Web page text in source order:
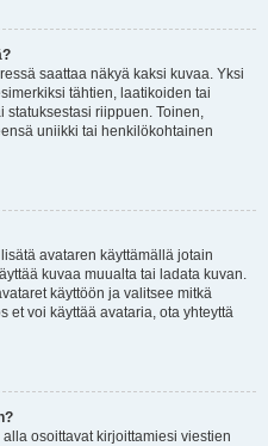
saattaa näkyä kaksi kuvaa. Yksi
tähtien, laatikoiden tai
statuksestasi riippuen. Toinen,
uniikki tai henkilökohtainen
avataren käyttämällä jotain
kuvaa muualta tai ladata kuvan.
käyttöön ja valitsee mitkä
et voi käyttää avataria, ota yhteyttä
osoittavat kirjoittamiesi viestien